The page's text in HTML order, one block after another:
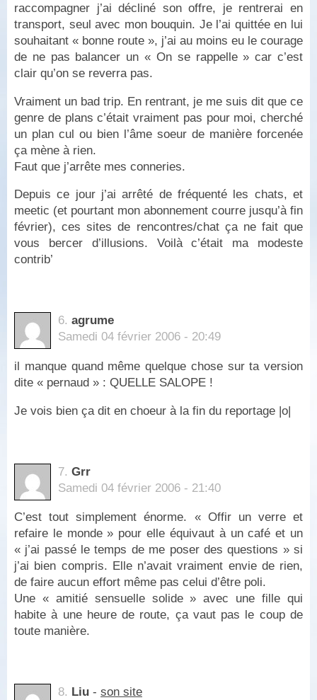
raccompagner j’ai décliné son offre, je rentrerai en
transport, seul avec mon bouquin. Je l’ai quittée en lui
souhaitant « bonne route », j’ai au moins eu le courage
de ne pas balancer un « On se rappelle » car c’est
clair qu’on se reverra pas.
Vraiment un bad trip. En rentrant, je me suis dit que ce
genre de plans c’était vraiment pas pour moi, cherché
un plan cul ou bien l’âme soeur de manière forcenée
ça mène à rien.
Faut que j’arrête mes conneries.
Depuis ce jour j’ai arrêté de fréquenté les chats, et
meetic (et pourtant mon abonnement courre jusqu’à fin
février), ces sites de rencontres/chat ça ne fait que
vous bercer d’illusions. Voilà c’était ma modeste
contrib’
6. agrume
Samedi 04 février 2006 - 20:49
il manque quand même quelque chose sur ta version
dite « pernaud » : QUELLE SALOPE !
Je vois bien ça dit en choeur à la fin du reportage |o|
7. Grr
Samedi 04 février 2006 - 21:40
C’est tout simplement énorme. « Offir un verre et
refaire le monde » pour elle équivaut à un café et un
« j’ai passé le temps de me poser des questions » si
j’ai bien compris. Elle n’avait vraiment envie de rien,
de faire aucun effort même pas celui d’être poli.
Une « amitié sensuelle solide » avec une fille qui
habite à une heure de route, ça vaut pas le coup de
toute manière.
8. Liu - son site